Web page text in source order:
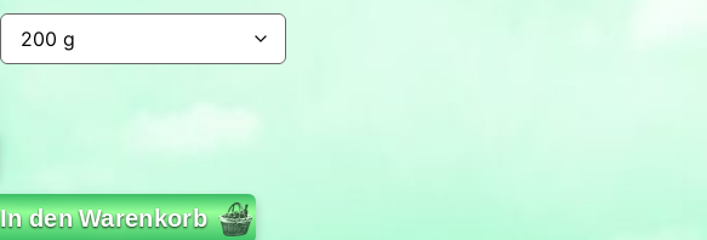
In den Warenkorb